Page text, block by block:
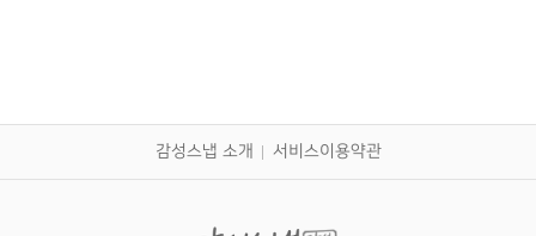
감성스냅 소개 서비스이용약관